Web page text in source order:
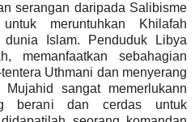
serangan daripada Salibisme
meruntuhkan Khilafah
dunia Islam. Penduduk Libya
memanfaatkan sebahagian
Uthmani dan menyerang
sangat memerlukann
berani dan cerdas untuk